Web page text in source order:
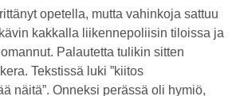
opetella, mutta vahinkoja sattuu
kakkalla liikennepoliisin tiloissa ja
Palautetta tulikin sitten
Tekstissä luki ”kiitos
näitä”. Onneksi perässä oli hymiö,